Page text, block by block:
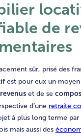
de
sûr, prisé des
est pour eux un
et de se
d’une retraite
à plus long terme par
mais aussi des